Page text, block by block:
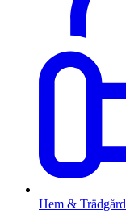
Hem & Trädgård